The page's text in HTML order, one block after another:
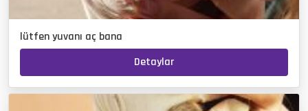
lütfen yuvanı aç bana
Detaylar